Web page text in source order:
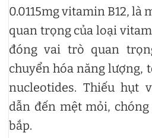
0.0115mg vitamin B12, là
quan trọng của loại
đóng vai trò quan
chuyển hóa năng lượng,
nucleotides. Thiếu hụt
dẫn đến mệt mỏi,
bắp.